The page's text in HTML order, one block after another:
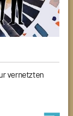
vernetzten